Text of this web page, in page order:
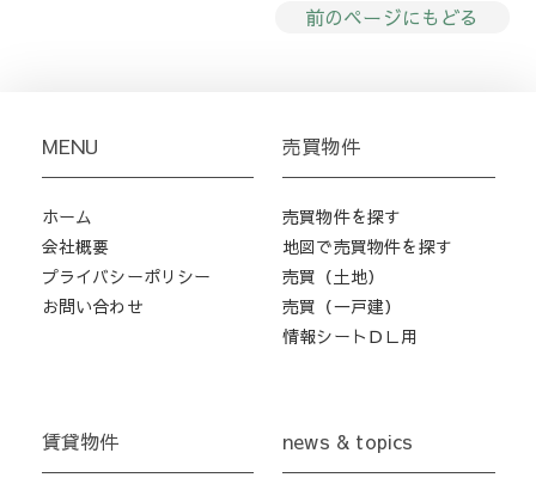
前のページにもどる
MENU
ホーム
会社概要
プライバシーポリシー
お問い合わせ
売買物件
売買物件を探す
地図で売買物件を探す
売買（土地）
売買（一戸建）
情報シートＤＬ用
賃貸物件 news & topics